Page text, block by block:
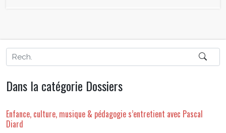
Dans la catégorie Dossiers
Enfance, culture, musique & pédagogie s’entretient avec Pascal
Diard